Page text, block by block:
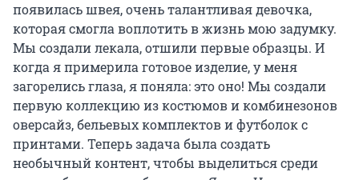
появилась швея, очень талантливая девочка,
которая смогла воплотить в жизнь мою задумку.
Мы создали лекала, отшили первые образцы. И
когда я примерила готовое изделие, у меня
загорелись глаза, я поняла: это оно! Мы создали
первую коллекцию из костюмов и комбинезонов
оверсайз, бельевых комплектов и футболок с
принтами. Теперь задача была создать
необычный контент, чтобы выделиться среди